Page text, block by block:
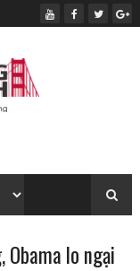
Obama lo ngại